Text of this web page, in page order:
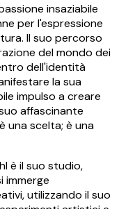
insaziabile
per l'espressione
Il suo percorso
del mondo dei
dell'identità
la sua
impulso a creare
affascinante
una scelta; è una
è il suo studio,
immerge
utilizzando il suo